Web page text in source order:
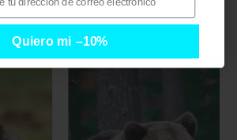
Quiero mi –10%